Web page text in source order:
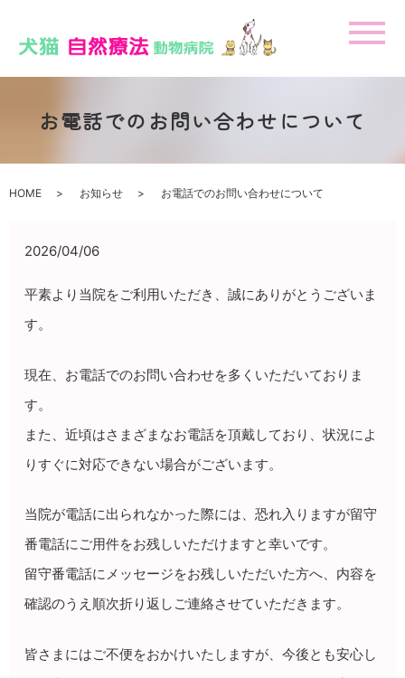
メ
お電話でのお問い合わせについて
HOME お知らせ お電話でのお問い合わせについて
2026/04/06
平素より当院をご利用いただき、誠にありがとうございま
す。
現在、お電話でのお問い合わせを多くいただいておりま
す。
また、近頃はさまざまなお電話を頂戴しており、状況によ
りすぐに対応できない場合がございます。
当院が電話に出られなかった際には、恐れ入りますが留守
番電話にご用件をお残しいただけますと幸いです。
留守番電話にメッセージをお残しいただいた方へ、内容を
確認のうえ順次折り返しご連絡させていただきます。
皆さまにはご不便をおかけいたしますが、今後とも安心し